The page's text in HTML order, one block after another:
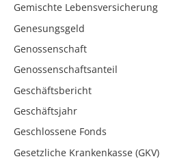
Gemischte Lebensversicherung
Genesungsgeld
Genossenschaft
Genossenschaftsanteil
Geschäftsbericht
Geschäftsjahr
Geschlossene Fonds
Gesetzliche Krankenkasse (GKV)